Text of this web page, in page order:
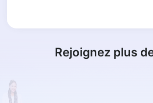
Rejoignez plus